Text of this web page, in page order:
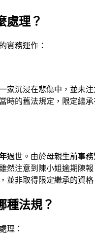
處理？
實務運作：
家沉浸在悲傷中，並未
時的舊法規定，限定繼
過世。由於母親生前事
然注意到陳小姐逾期陳報
並非取得限定繼承的資格
種法規？
理：